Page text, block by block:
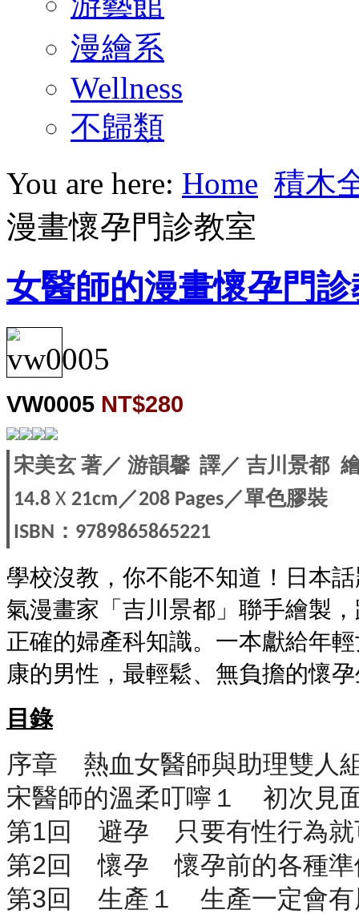
漫繪系
Wellness
不歸類
You are here: Home 積木
漫畫懷孕門診教室
女醫師的漫畫懷孕門
VW0005 NT$280
宋美玄 著／ 游韻馨 譯／ 吉川景都
14.8 X 21cm／208 Pages／單色膠裝
ISBN ： 9789865865221
學校沒教，你不能不知道！日本
氣漫畫家「吉川景都」聯手繪製
正確的婦產科知識。一本獻給年
康的男性，最輕鬆、無負擔的懷
目錄
序章 熱血女醫師與助理雙人
宋醫師的溫柔叮嚀１ 初次見
第1回 避孕 只要有性行為
第2回 懷孕 懷孕前的各種準
第3回 生產１ 生產一定會